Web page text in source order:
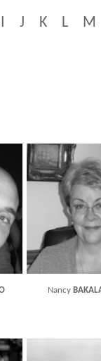
I J K L M
Nancy